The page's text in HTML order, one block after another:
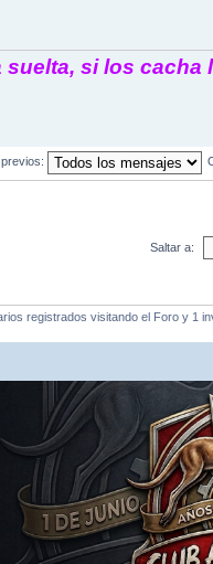
si los cacha
Saltar a:
registrados visitando el Foro y 1